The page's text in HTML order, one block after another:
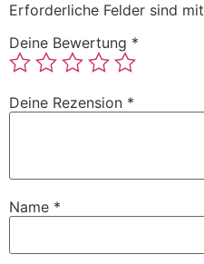
Erforderliche Felder sind mit
Deine Bewertung *
Deine Rezension *
Name *